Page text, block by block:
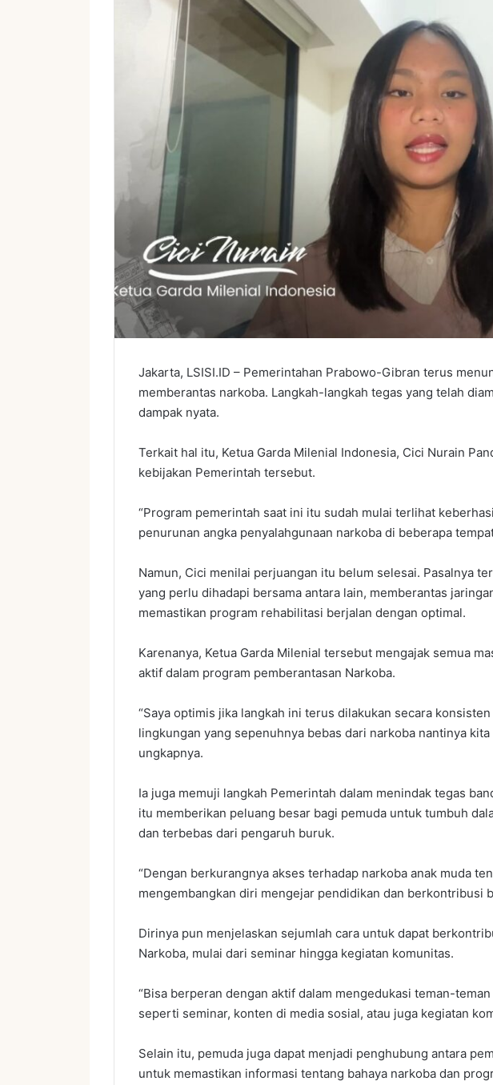
email
Jakarta, LSISI.ID – Pemerintahan Prabowo-Gibran terus
memberantas narkoba. Langkah-langkah tegas yang telah
dampak nyata.
Terkait hal itu, Ketua Garda Milenial Indonesia, Cici Nurain
kebijakan Pemerintah tersebut.
“Program pemerintah saat ini itu sudah mulai terlihat
penurunan angka penyalahgunaan narkoba di beberapa
Namun, Cici menilai perjuangan itu belum selesai. Pasalnya
yang perlu dihadapi bersama antara lain, memberantas
memastikan program rehabilitasi berjalan dengan optimal.
Karenanya, Ketua Garda Milenial tersebut mengajak semua
aktif dalam program pemberantasan Narkoba.
“Saya optimis jika langkah ini terus dilakukan secara
lingkungan yang sepenuhnya bebas dari narkoba nantinya kita
ungkapnya.
Ia juga memuji langkah Pemerintah dalam menindak tegas
itu memberikan peluang besar bagi pemuda untuk tumbuh
dan terbebas dari pengaruh buruk.
“Dengan berkurangnya akses terhadap narkoba anak muda
mengembangkan diri mengejar pendidikan dan berkontribusi
Dirinya pun menjelaskan sejumlah cara untuk dapat
Narkoba, mulai dari seminar hingga kegiatan komunitas.
“Bisa berperan dengan aktif dalam mengedukasi teman-
seperti seminar, konten di media sosial, atau juga kegiatan
Selain itu, pemuda juga dapat menjadi penghubung antara
untuk memastikan informasi tentang bahaya narkoba dan